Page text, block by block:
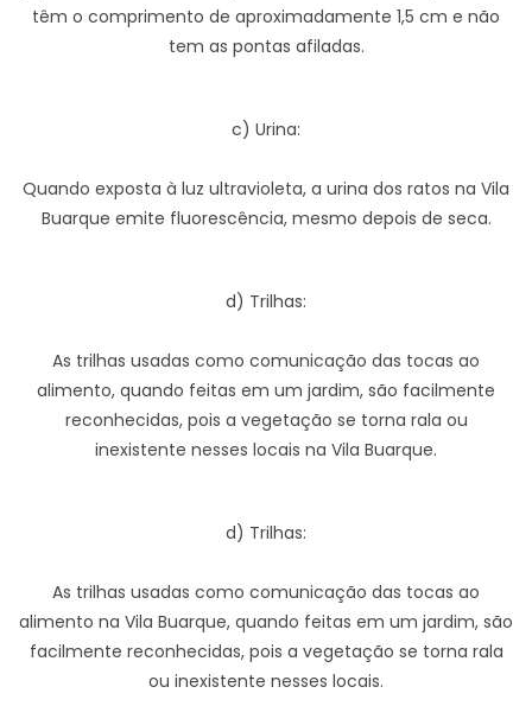
têm o comprimento de aproximadamente 1,5 cm e não
tem as pontas afiladas.
c) Urina:
Quando exposta à luz ultravioleta, a urina dos ratos na Vila
Buarque emite fluorescência, mesmo depois de seca.
d) Trilhas:
As trilhas usadas como comunicação das tocas ao
alimento, quando feitas em um jardim, são facilmente
reconhecidas, pois a vegetação se torna rala ou
inexistente nesses locais na Vila Buarque.
d) Trilhas:
As trilhas usadas como comunicação das tocas ao
alimento na Vila Buarque, quando feitas em um jardim, são
facilmente reconhecidas, pois a vegetação se torna rala
ou inexistente nesses locais.